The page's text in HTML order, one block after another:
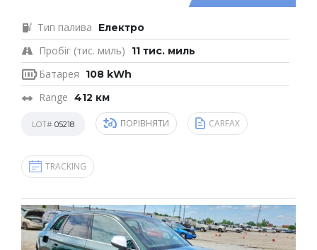
Тип палива Електро
Пробіг (тис. миль) 11 тис. миль
Батарея 108 kWh
Range 412 км
LOT# 05218 ПОРІВНЯТИ CARFAX
TRACKING